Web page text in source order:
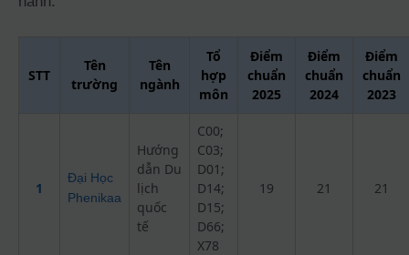
STT
Tên
trường
Tên
ngành
Tổ
hợp
môn
Điểm
chuẩn
2025
Điểm
chuẩn
2024
Điểm
chuẩn
2023
1
Đại Học
Phenikaa
Hướng
dẫn Du
lịch
quốc
tế
C00;
C03;
D01;
D14;
D15;
D66;
X78
19 21 21